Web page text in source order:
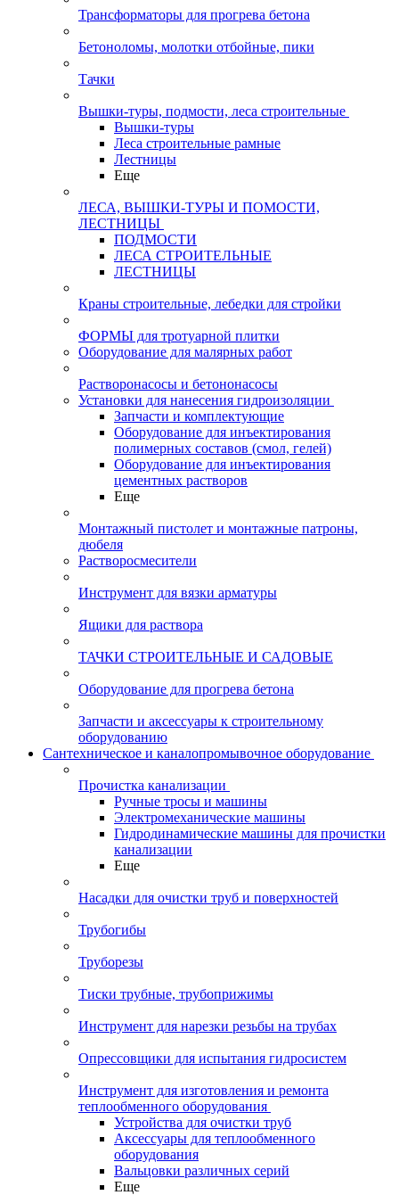
Трансформаторы для прогрева бетона
Бетоноломы, молотки отбойные, пики
Тачки
Вышки-туры, подмости, леса строительные
Вышки-туры
Леса строительные рамные
Лестницы
Еще
ЛЕСА, ВЫШКИ-ТУРЫ И ПОМОСТИ,
ЛЕСТНИЦЫ
ПОДМОСТИ
ЛЕСА СТРОИТЕЛЬНЫЕ
ЛЕСТНИЦЫ
Краны строительные, лебедки для стройки
ФОРМЫ для тротуарной плитки
Оборудование для малярных работ
Растворонасосы и бетононасосы
Установки для нанесения гидроизоляции
Запчасти и комплектующие
Оборудование для инъектирования
полимерных составов (смол, гелей)
Оборудование для инъектирования
цементных растворов
Еще
Монтажный пистолет и монтажные патроны,
дюбеля
Растворосмесители
Инструмент для вязки арматуры
Ящики для раствора
ТАЧКИ СТРОИТЕЛЬНЫЕ И САДОВЫЕ
Оборудование для прогрева бетона
Запчасти и аксессуары к строительному
оборудованию
Сантехническое и каналопромывочное оборудование
Прочистка канализации
Ручные тросы и машины
Электромеханические машины
Гидродинамические машины для прочистки
канализации
Еще
Насадки для очистки труб и поверхностей
Трубогибы
Труборезы
Тиски трубные, трубоприжимы
Инструмент для нарезки резьбы на трубах
Опрессовщики для испытания гидросистем
Инструмент для изготовления и ремонта
теплообменного оборудования
Устройства для очистки труб
Аксессуары для теплообменного
оборудования
Вальцовки различных серий
Еще